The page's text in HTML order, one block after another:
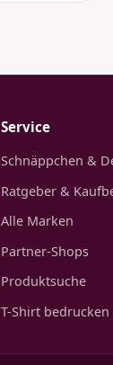
Service
Schnäppchen &
Ratgeber &
Alle Marken
Partner-Shops
Produktsuche
T-Shirt bedrucken